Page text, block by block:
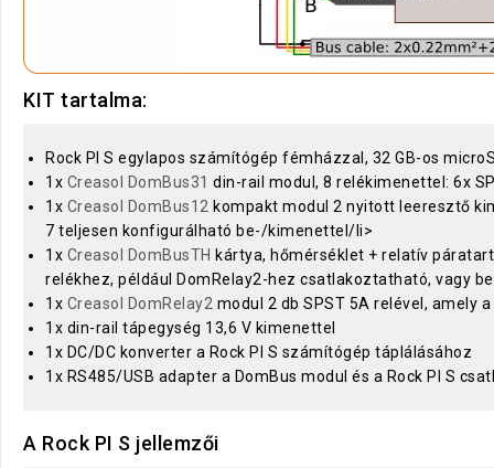
KIT tartalma:
Rock PI S egylapos számítógép fémházzal, 32 GB-os
1x Creasol DomBus31 din-rail modul, 8 relékimenettel: 6x
1x Creasol DomBus12 kompakt modul 2 nyitott leeresztő
7 teljesen konfigurálható be-/kimenettel/li>
1x Creasol DomBusTH kártya, hőmérséklet + relatív
relékhez, például DomRelay2-hez csatlakoztatható, vagy
1x Creasol DomRelay2 modul 2 db SPST 5A relével, amely
1x din-rail tápegység 13,6 V kimenettel
1x DC/DC konverter a Rock PI S számítógép táplálásához
1x RS485/USB adapter a DomBus modul és a Rock PI S
A Rock PI S jellemzői